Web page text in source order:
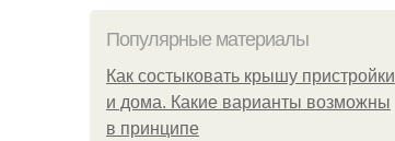
Популярные материалы
Как состыковать крышу пристройки
и дома. Какие варианты возможны
в принципе